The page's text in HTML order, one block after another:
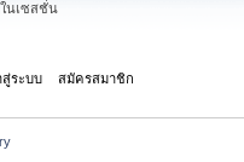
นเซสชั่น
สู่ระบบ สมัครสมาชิก